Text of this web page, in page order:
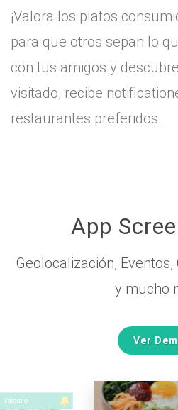
¡Valora los platos
para que otros sepan lo
con tus amigos y
visitado, recibe
restaurantes preferidos.
App
Geolocalización, Eventos,
y mucho
Ver